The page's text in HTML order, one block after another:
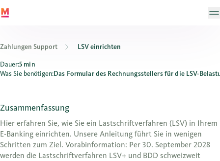
Zahlungen Support LSV einrichten
Wie richte ich ein Lastschriftverfahren (LSV) ein?
Dauer:5 min
Was Sie benötigen:Das Formular des Rechnungsstellers für die LSV-
Zusammenfassung
Hier erfahren Sie, wie Sie ein Lastschriftverfahren (LSV) in Ihrem
E-Banking einrichten. Unsere Anleitung führt Sie in wenigen
Schritten zum Ziel. Vorabinformation: Per 30. September 2028
werden die Lastschriftverfahren LSV+ und BDD schweizweit